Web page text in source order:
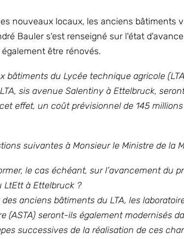
nouveaux locaux, les anciens bâtiments
Bauler s'est renseigné sur l'état
être rénovés.
bâtiments du Lycée technique agricole
sis avenue Salentiny à Ettelbruck,
effet, un coût prévisionnel de 145
suivantes à Monsieur le Ministre de la
le cas échéant, sur l’avancement du
LtEtt à Ettelbruck ?
anciens bâtiments du LTA, les
(ASTA) seront-ils également modernisés
successives de la réalisation de ces